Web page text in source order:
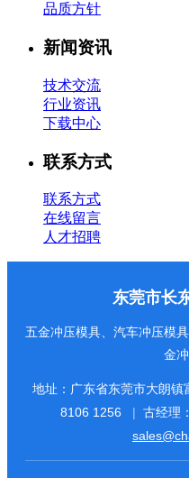
品质方针
新闻资讯
技术交流
行业资讯
下载中心
联系方式
联系方式
在线留言
人才招聘
东莞市长
五金冲压模具、汽车冲压模
金
地址：广东省东莞市大朗镇
8106 1256
| 古经理：